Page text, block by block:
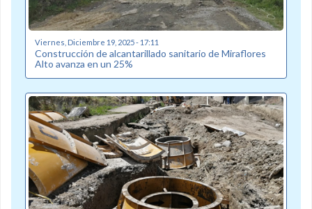
Viernes, Diciembre 19, 2025 - 17:11
Construcción de alcantarillado sanitario de Miraflores
Alto avanza en un 25%